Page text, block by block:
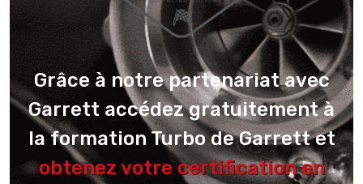
Grâce à notre partenariat avec
Garrett accédez gratuitement à
la formation Turbo de Garrett et
obtenez votre certification en